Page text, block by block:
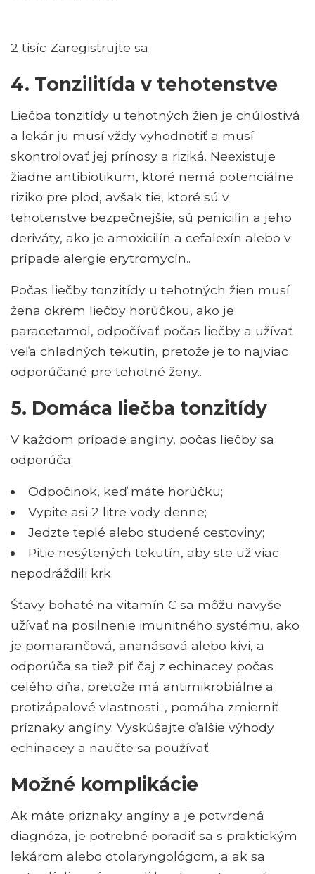
2 tisíc Zaregistrujte sa
4. Tonzilitída v tehotenstve
Liečba tonzitídy u tehotných žien je chúlostivá
a lekár ju musí vždy vyhodnotiť a musí
skontrolovať jej prínosy a riziká. Neexistuje
žiadne antibiotikum, ktoré nemá potenciálne
riziko pre plod, avšak tie, ktoré sú v
tehotenstve bezpečnejšie, sú penicilín a jeho
deriváty, ako je amoxicilín a cefalexín alebo v
prípade alergie erytromycín..
Počas liečby tonzitídy u tehotných žien musí
žena okrem liečby horúčkou, ako je
paracetamol, odpočívať počas liečby a užívať
veľa chladných tekutín, pretože je to najviac
odporúčané pre tehotné ženy..
5. Domáca liečba tonzitídy
V každom prípade angíny, počas liečby sa
odporúča:
Odpočinok, keď máte horúčku;
Vypite asi 2 litre vody denne;
Jedzte teplé alebo studené cestoviny;
Pitie nesýtených tekutín, aby ste už viac
nepodráždili krk.
Šťavy bohaté na vitamín C sa môžu navyše
užívať na posilnenie imunitného systému, ako
je pomarančová, ananásová alebo kivi, a
odporúča sa tiež piť čaj z echinacey počas
celého dňa, pretože má antimikrobiálne a
protizápalové vlastnosti. , pomáha zmierniť
príznaky angíny. Vyskúšajte ďalšie výhody
echinacey a naučte sa používať.
Možné komplikácie
Ak máte príznaky angíny a je potvrdená
diagnóza, je potrebné poradiť sa s praktickým
lekárom alebo otolaryngológom, a ak sa